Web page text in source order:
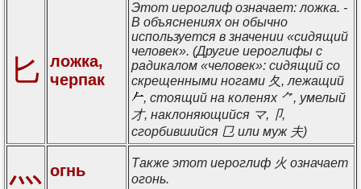
匕
ложка,
черпак
Этот иероглиф означает: ложка. -
В объяснениях он обычно
используется в значении «сидящий
человек». (Другие иероглифы с
радикалом «человек»: сидящий со
скрещенными ногами 夂, лежащий
, стоящий на коленях ⺈, умелый
才, наклоняющийся マ,卩,
сгорбившийся 㔾 или муж 夫)
灬 огнь
Также этот иероглиф 火 означает
огонь.